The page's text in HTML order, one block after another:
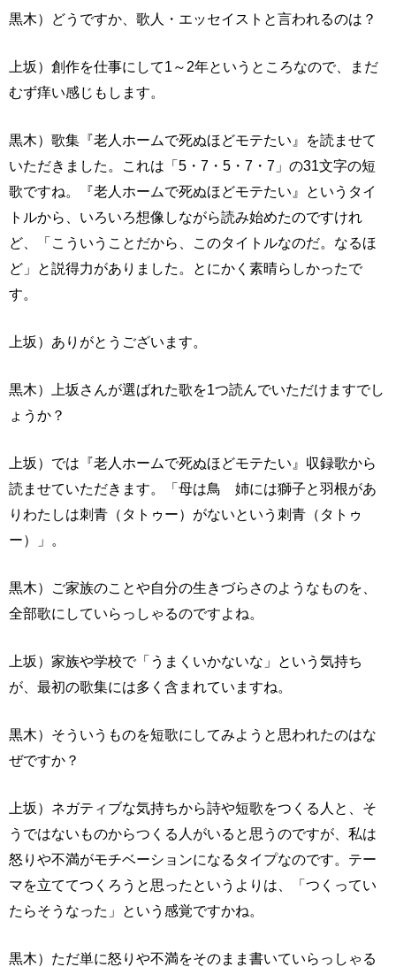
黒木）どうですか、歌人・エッセイストと言われるのは？
上坂）創作を仕事にして1～2年というところなので、まだ
むず痒い感じもします。
黒木）歌集『老人ホームで死ぬほどモテたい』を読ませて
いただきました。これは「5・7・5・7・7」の31文字の短
歌ですね。『老人ホームで死ぬほどモテたい』というタイ
トルから、いろいろ想像しながら読み始めたのですけれ
ど、「こういうことだから、このタイトルなのだ。なるほ
ど」と説得力がありました。とにかく素晴らしかったで
す。
上坂）ありがとうございます。
黒木）上坂さんが選ばれた歌を1つ読んでいただけますでし
ょうか？
上坂）では『老人ホームで死ぬほどモテたい』収録歌から
読ませていただきます。「母は鳥 姉には獅子と羽根があ
りわたしは刺青（タトゥー）がないという刺青（タトゥ
ー）」。
黒木）ご家族のことや自分の生きづらさのようなものを、
全部歌にしていらっしゃるのですよね。
上坂）家族や学校で「うまくいかないな」という気持ち
が、最初の歌集には多く含まれていますね。
黒木）そういうものを短歌にしてみようと思われたのはな
ぜですか？
上坂）ネガティブな気持ちから詩や短歌をつくる人と、そ
うではないものからつくる人がいると思うのですが、私は
怒りや不満がモチベーションになるタイプなのです。テー
マを立ててつくろうと思ったというよりは、「つくってい
たらそうなった」という感覚ですかね。
黒木）ただ単に怒りや不満をそのまま書いていらっしゃる